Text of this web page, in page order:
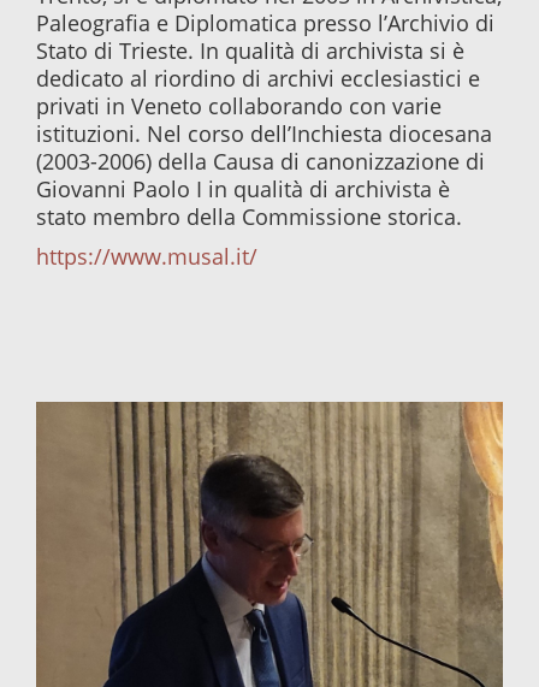
Paleografia e Diplomatica presso l’Archivio di
Stato di Trieste. In qualità di archivista si è
dedicato al riordino di archivi ecclesiastici e
privati in Veneto collaborando con varie
istituzioni. Nel corso dell’Inchiesta diocesana
(2003-2006) della Causa di canonizzazione di
Giovanni Paolo I in qualità di archivista è
stato membro della Commissione storica.
https://www.musal.it/